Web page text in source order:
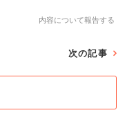
内容について報告する
次の記事